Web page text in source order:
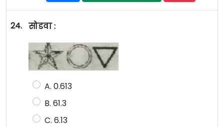
24. सोडवा :
A. 0.613
B. 61.3
C. 6.13